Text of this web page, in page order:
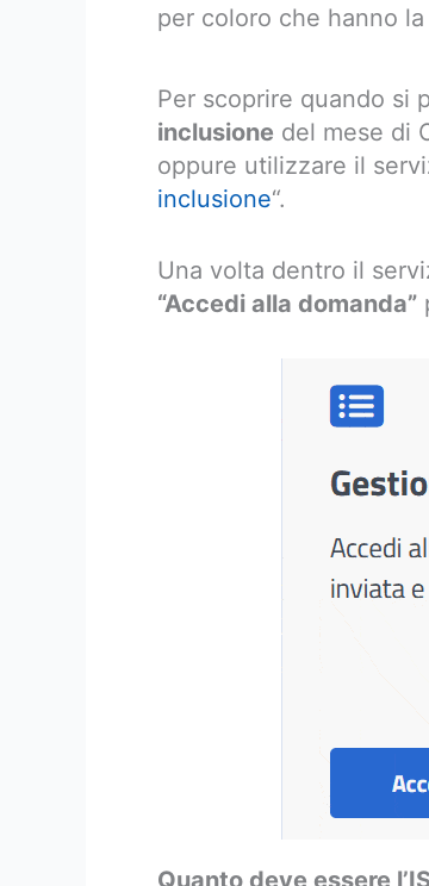
per coloro che hanno
Per scoprire quando si
inclusione del mese di
oppure utilizzare il
inclusione“.
Una volta dentro il
“Accedi alla domanda”
Quanto deve essere